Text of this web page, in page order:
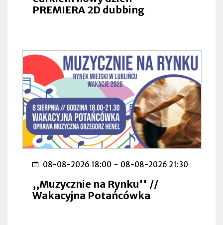
PREMIERA 2D dubbing
08-08-2026 18:00 - 08-08-2026 21:30
,,Muzycznie na Rynku'' //
Wakacyjna Potańcówka